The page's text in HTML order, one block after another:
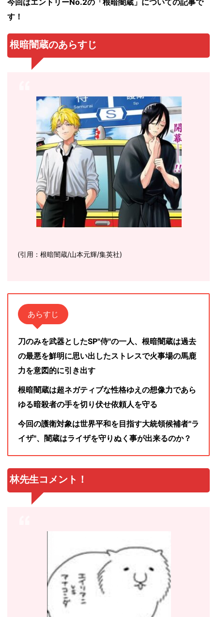
今回はエントリーNo.2の「根暗闇蔵 」についての記事で
す！
根暗闇蔵のあらすじ
(引用：根暗闇蔵/山本元輝/集英社)
あらすじ
刀のみを武器としたSP"侍"の一人、根暗闇蔵は過去
の最悪を鮮明に思い出したストレスで火事場の馬鹿
力を意図的に引き出す
根暗闇蔵は超ネガティブな性格ゆえの想像力であら
ゆる暗殺者の手を切り伏せ依頼人を守る
今回の護衛対象は世界平和を目指す大統領候補者"ラ
イザ"、闇蔵はライザを守りぬく事が出来るのか？
林先生コメント！